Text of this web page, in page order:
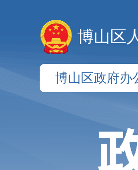
博山区
博山区政府办